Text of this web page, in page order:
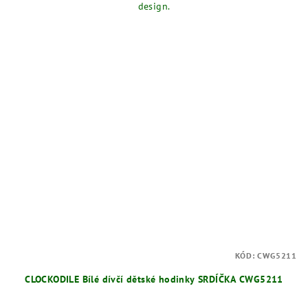
design.
CLOCKODILE Bílé dívčí dětské hodinky SRDÍČKA CWG5211
KÓD:CWG5211